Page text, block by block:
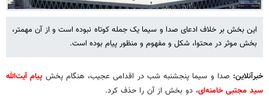
این بخش بر خلاف ادعای صدا و سیما یک جمله کوتاه نبوده است و از آن مهمتر،
بخش موثر در محتوا، شکل و مفهوم و منظور پیام بوده است.
خبرآنلاین: صدا و سیما پنجشنبه شب در اقدامی عجیب، هنگام پخش پیام آیت‌الله
سید مجتبی خامنه‌ای، دو بخش از آن را حذف کرد.